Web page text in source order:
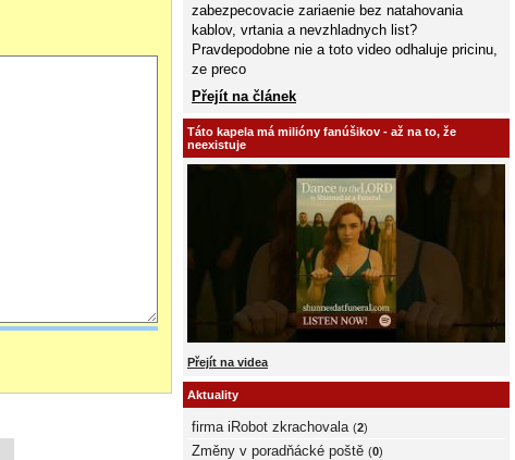
zabezpecovacie zariaenie bez natahovania
kablov, vrtania a nevzhladnych list?
Pravdepodobne nie a toto video odhaluje pricinu,
ze preco
Přejít na článek
Táto kapela má milióny fanúšikov - až na to, že
neexistuje
Přejít na videa
Aktuality
firma iRobot zkrachovala (2)
Změny v poradňácké poště (0)